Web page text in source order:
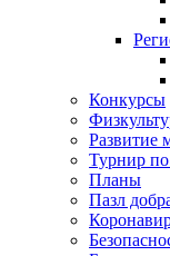
Конкурсы
Развитие
Турнир
Планы
Пазл